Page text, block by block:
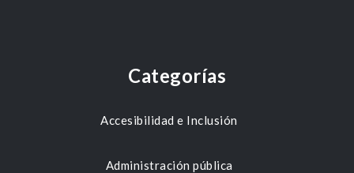
Categorías
Accesibilidad e Inclusión
Administración pública